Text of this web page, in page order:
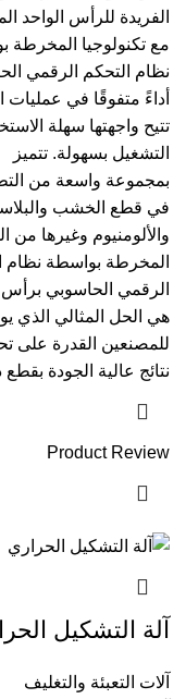
الفريدة للرأس الواحد
مع تكنولوجيا المخرطة
نظام التحكم الرقمي
أداءً متفوقًا في عمليات
تتيح واجهتها سهلة
التشغيل بسهولة. تتميز
بمجموعة واسعة من
في قطع الخشب
والألومنيوم وغيرها من
المخرطة بواسطة نظام
الرقمي الحاسوبي
هي الحل المثالي الذي
للمصنعين القدرة على
نتائج عالية الجودة بقطع
Product Review
آلة التشكيل
آلات التعبئة والتغليف